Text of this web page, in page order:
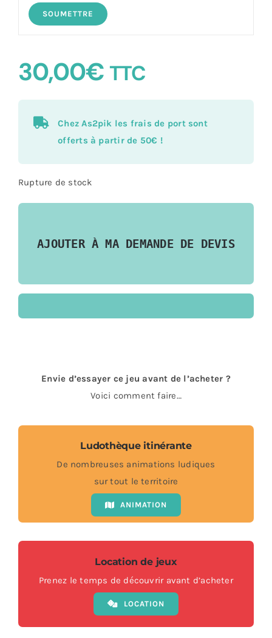
30,00€ TTC
Chez As2pik les frais de port sont
offerts à partir de 50€ !
Rupture de stock
AJOUTER À MA DEMANDE DE DEVIS
Envie d’essayer ce jeu avant de l’acheter ?
Voici comment faire…
Ludothèque itinérante
De nombreuses animations ludiques
sur tout le territoire
ANIMATION
Location de jeux
Prenez le temps de découvrir avant d’acheter
LOCATION